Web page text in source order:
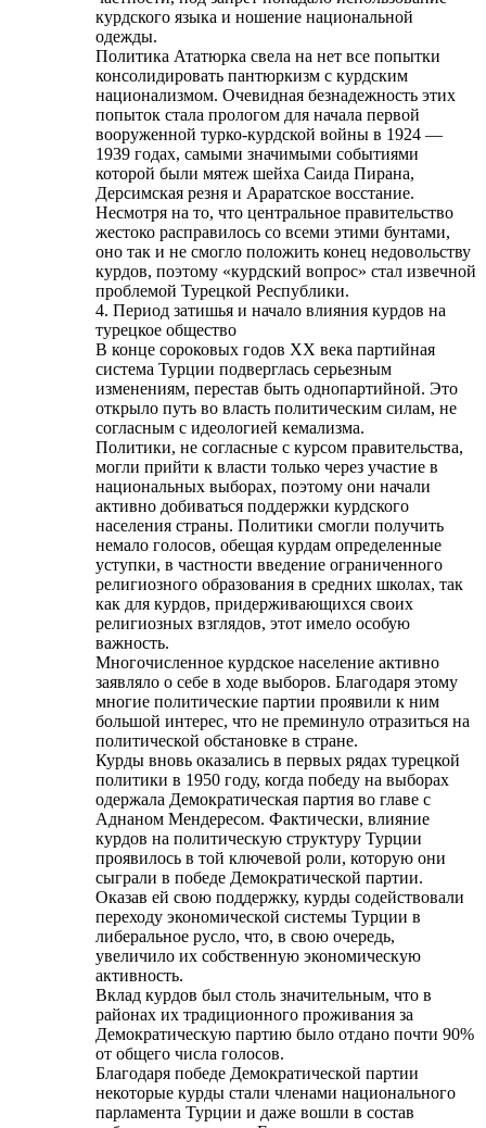
курдского языка и ношение национальной
одежды.
Политика Ататюрка свела на нет все попытки
консолидировать пантюркизм с курдским
национализмом. Очевидная безнадежность этих
попыток стала прологом для начала первой
вооруженной турко-курдской войны в 1924 —
1939 годах, самыми значимыми событиями
которой были мятеж шейха Саида Пирана,
Дерсимская резня и Араратское восстание.
Несмотря на то, что центральное правительство
жестоко расправилось со всеми этими бунтами,
оно так и не смогло положить конец недовольству
курдов, поэтому «курдский вопрос» стал извечной
проблемой Турецкой Республики.
4. Период затишья и начало влияния курдов на
турецкое общество
В конце сороковых годов ХХ века партийная
система Турции подверглась серьезным
изменениям, перестав быть однопартийной. Это
открыло путь во власть политическим силам, не
согласным с идеологией кемализма.
Политики, не согласные с курсом правительства,
могли прийти к власти только через участие в
национальных выборах, поэтому они начали
активно добиваться поддержки курдского
населения страны. Политики смогли получить
немало голосов, обещая курдам определенные
уступки, в частности введение ограниченного
религиозного образования в средних школах, так
как для курдов, придерживающихся своих
религиозных взглядов, этот имело особую
важность.
Многочисленное курдское население активно
заявляло о себе в ходе выборов. Благодаря этому
многие политические партии проявили к ним
большой интерес, что не преминуло отразиться на
политической обстановке в стране.
Курды вновь оказались в первых рядах турецкой
политики в 1950 году, когда победу на выборах
одержала Демократическая партия во главе с
Аднаном Мендересом. Фактически, влияние
курдов на политическую структуру Турции
проявилось в той ключевой роли, которую они
сыграли в победе Демократической партии.
Оказав ей свою поддержку, курды содействовали
переходу экономической системы Турции в
либеральное русло, что, в свою очередь,
увеличило их собственную экономическую
активность.
Вклад курдов был столь значительным, что в
районах их традиционного проживания за
Демократическую партию было отдано почти 90%
от общего числа голосов.
Благодаря победе Демократической партии
некоторые курды стали членами национального
парламента Турции и даже вошли в состав